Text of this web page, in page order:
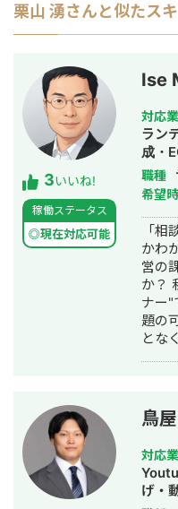
栗山 湧さんと似たス
3いいね!
稼働ステータス
◎現在対応可能
Ise
対応
ラン
成・
成代
務代
デザ
集・
職種
希望
「
かわ
営の
か？ 私はそんな経営者の"整理のパート
ナー"です。 私に
題の
とな
緒に
発点です。 ②デ
援）
フェ
刺・
ムネ
鳥
対応
げ・